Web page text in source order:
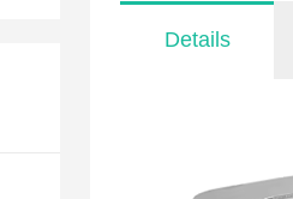
Details